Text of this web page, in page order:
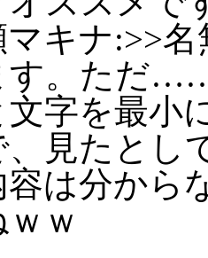
キナ:>>
す。ただ
文字を最小
、見たとし
容は分から
ｗ